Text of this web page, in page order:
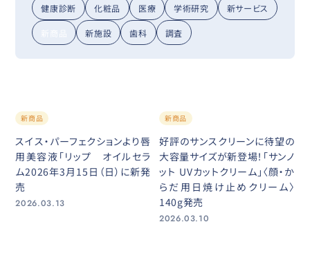
健康診断 化粧品 医療 学術研究 新サービス
新施設 歯科 調査
新商品
スイス・パーフェクションより唇
用美容液「リップ オイルセラ
ム2026年3月15日（日）に新発
売
2026.03.13
新商品
好評のサンスクリーンに待望の
大容量サイズが新登場！「サンノ
ット UVカットクリーム」〈顔・か
らだ用日焼け止めクリーム〉
140g発売
2026.03.10